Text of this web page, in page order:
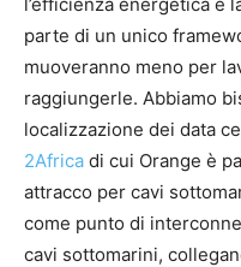
parte di un unico
muoveranno meno per
raggiungerle. Abbiamo
localizzazione dei data
2Africa di cui Orange è
attracco per cavi
come punto di
cavi sottomarini,